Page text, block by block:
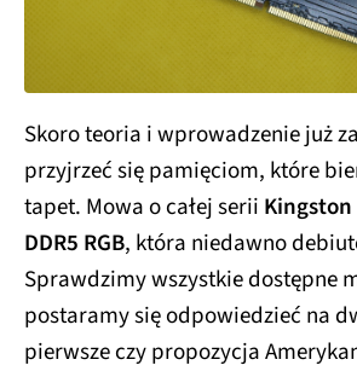
Skoro teoria i wprowadzenie już
przyjrzeć się pamięciom, które
tapet. Mowa o całej serii Kingston
DDR5 RGB, która niedawno
Sprawdzimy wszystkie dostępne
postaramy się odpowiedzieć na
pierwsze czy propozycja